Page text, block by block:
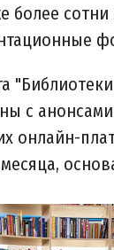
более сотни
с
онлайн-